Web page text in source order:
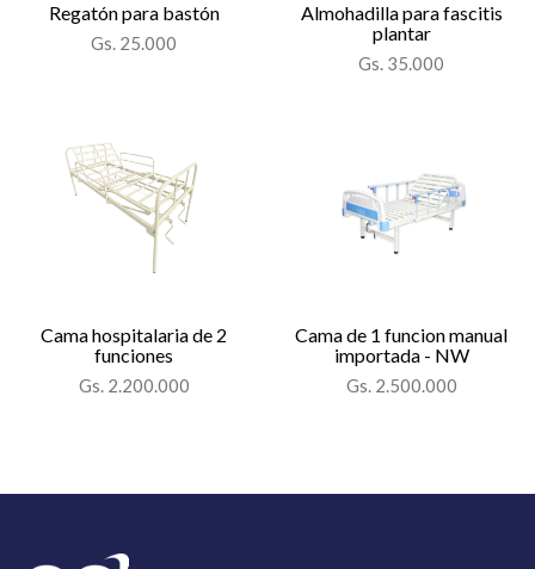
Regatón para bastón
Gs. 25.000
Almohadilla para fascitis
plantar
Gs. 35.000
Cama hospitalaria de 2
funciones
Gs. 2.200.000
Cama de 1 funcion manual
importada - NW
Gs. 2.500.000